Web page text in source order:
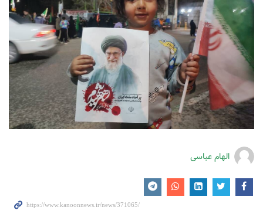
الهام عباسی